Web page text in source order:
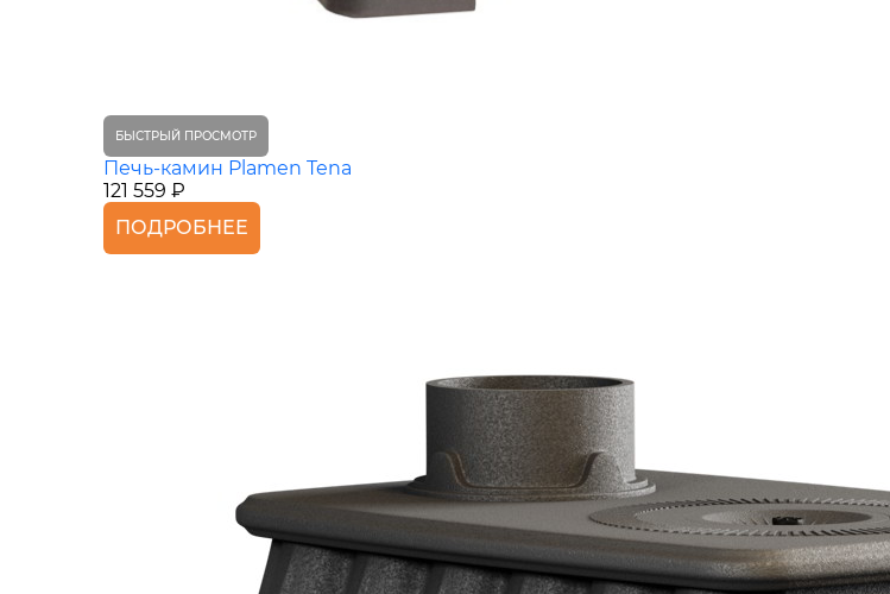
БЫСТРЫЙ ПРОСМОТР
Печь-камин Plamen Tena
121 559 ₽
ПОДРОБНЕЕ